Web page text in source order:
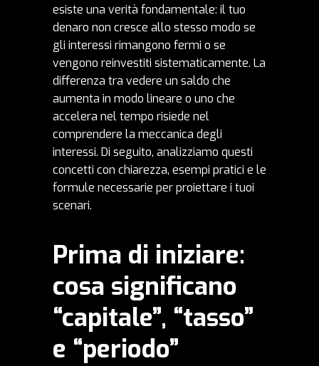
esiste una verità fondamentale: il tuo
denaro non cresce allo stesso modo se
gli interessi rimangono fermi o se
vengono reinvestiti sistematicamente. La
differenza tra vedere un saldo che
aumenta in modo lineare o uno che
accelera nel tempo risiede nel
comprendere la meccanica degli
interessi. Di seguito, analizziamo questi
concetti con chiarezza, esempi pratici e le
formule necessarie per proiettare i tuoi
scenari.
Prima di iniziare:
cosa significano
“capitale”, “tasso”
e “periodo”